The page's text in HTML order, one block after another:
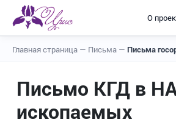
О
Главная страница — Письма — Письма
Письмо КГД в
ископаемых